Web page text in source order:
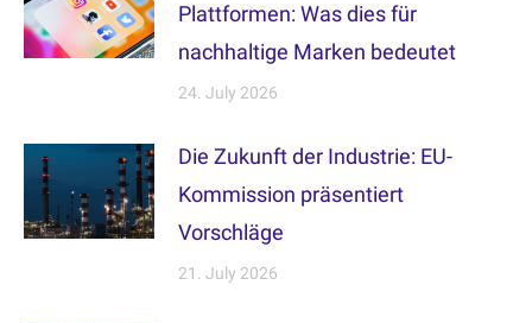
Plattformen: Was dies für
nachhaltige Marken bedeutet
24. July 2026
Die Zukunft der Industrie: EU-
Kommission präsentiert
Vorschläge
21. July 2026